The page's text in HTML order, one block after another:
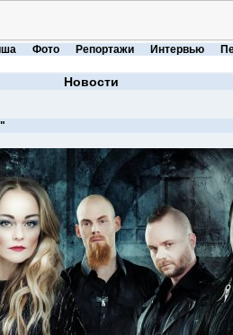
Фото Репортажи Интервью
Новости